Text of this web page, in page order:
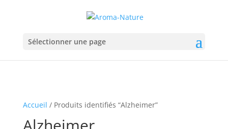
Sélectionner une page
Accueil / Produits identifiés “Alzheimer”